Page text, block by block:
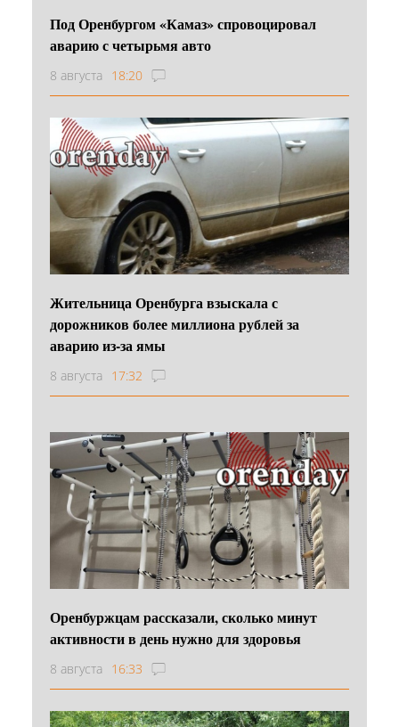
Под Оренбургом «Камаз» спровоцировал
аварию с четырьмя авто
8 августа 18:20
Жительница Оренбурга взыскала с
дорожников более миллиона рублей за
аварию из-за ямы
8 августа 17:32
Оренбуржцам рассказали, сколько минут
активности в день нужно для здоровья
8 августа 16:33